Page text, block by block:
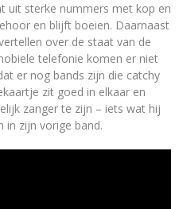
uit sterke nummers met kop en
en blijft boeien. Daarnaast
over de staat van de
telefonie komen er niet
er nog bands zijn die catchy
zit goed in elkaar en
zanger te zijn – iets wat hij
in zijn vorige band.